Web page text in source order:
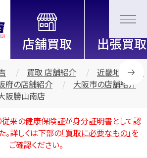
開中！
信頼と実績の買取専門店「買取大
買取 店舗紹介
近畿地区の店
府の店舗紹介
大阪市の店舗紹介
阪勝山南店
来の健康保険証が身分証明書として認
。詳しくは下部の「買取に必要なもの」を
ご確認ください。